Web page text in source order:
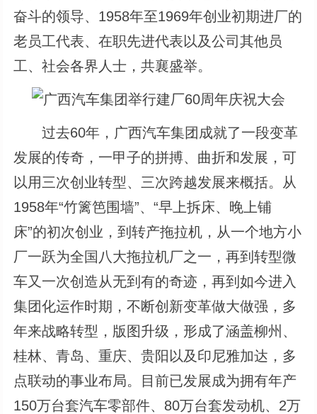
奋斗的领导、1958年至1969年创业初期进厂的
老员工代表、在职先进代表以及公司其他员
工、社会各界人士，共襄盛举。
过去60年，广西汽车集团成就了一段变革
发展的传奇，一甲子的拼搏、曲折和发展，可
以用三次创业转型、三次跨越发展来概括。从
1958年“竹篱笆围墙”、“早上拆床、晚上铺
床”的初次创业，到转产拖拉机，从一个地方小
厂一跃为全国八大拖拉机厂之一，再到转型微
车又一次创造从无到有的奇迹，再到如今进入
集团化运作时期，不断创新变革做大做强，多
年来战略转型，版图升级，形成了涵盖柳州、
桂林、青岛、重庆、贵阳以及印尼雅加达，多
点联动的事业布局。目前已发展成为拥有年产
150万台套汽车零部件、80万台套发动机、2万